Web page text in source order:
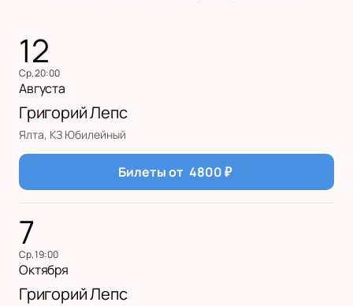
12
ср, 20:00
Августа
Григорий Лепс
Ялта, КЗ Юбилейный
Билеты от 4800₽
7
ср, 19:00
Октября
Григорий Лепс